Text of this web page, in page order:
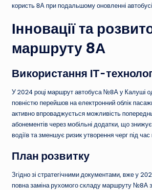
користь 8А при подальшому оновленні
Інновації та
маршруту 8А
Використання ІТ-
У 2024 році маршрут автобуса №8А у Калуші
повністю перейшов на електронний облік
активно впроваджується можливість
абонементів через мобільні додатки, що
водіїв та зменшує ризик утворення черг під
План розвитку
Згідно зі стратегічними документами, вже у
повна заміна рухомого складу маршруту №8А